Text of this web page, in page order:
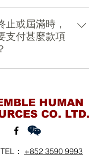
會遭受暴 力或疾病
主苛待 - 已受僱不少
經註冊醫生或註冊中
的證明書，證明永
任現 時的工作
糾紛的事件及判斷
行動是否合理亦有困
糾紛的最好方法是
把問題說出來。在
時，應盡量體諒對
容忍。很多問題是不
。如必須這樣做，應
理據支持，否則很
對對方的索償。
對方單方面終止合
知入境事務處的外
組。如傭工失蹤，
慮向警方報案。 - 如
終止合約，而想追
會調停雙方的糾紛
12章）。 - 你當然
棄要求對方給予適當
止或屆滿時，
支付甚麼款項
合約或合約期限屆
原因等因素而定。但
傭合約的款項一般
任何未發放的工資 - 代
放的年假，及該假期
HUMAN
CO. LTD.
： +852 3590 9993